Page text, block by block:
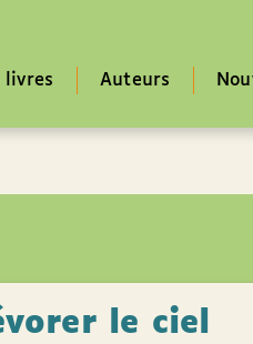
livres Auteurs
le ciel